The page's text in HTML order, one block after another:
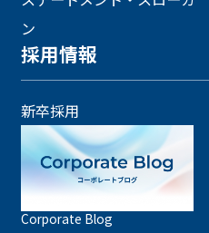
ン
採用情報
新卒採用
Corporate Blog